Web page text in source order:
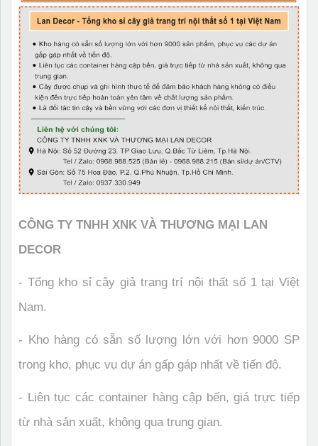
CÔNG TY TNHH XNK VÀ THƯƠNG MẠI LAN
DECOR
- Tổng kho sỉ cây giả trang trí nội thất số 1 tại Việt
Nam.
- Kho hàng có sẵn số lượng lớn với hơn 9000 SP
trong kho, phục vụ dự án gấp gáp nhất về tiến độ.
- Liên tục các container hàng cập bến, giá trực tiếp
từ nhà sản xuất, không qua trung gian.